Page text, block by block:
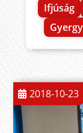
Ifjúság
2018-10-23